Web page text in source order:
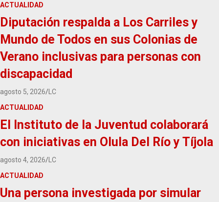
ACTUALIDAD
Diputación respalda a Los Carriles y
Mundo de Todos en sus Colonias de
Verano inclusivas para personas con
discapacidad
agosto 5, 2026 LC
ACTUALIDAD
El Instituto de la Juventud colaborará
con iniciativas en Olula Del Río y Tíjola
agosto 4, 2026 LC
ACTUALIDAD
Una persona investigada por simular